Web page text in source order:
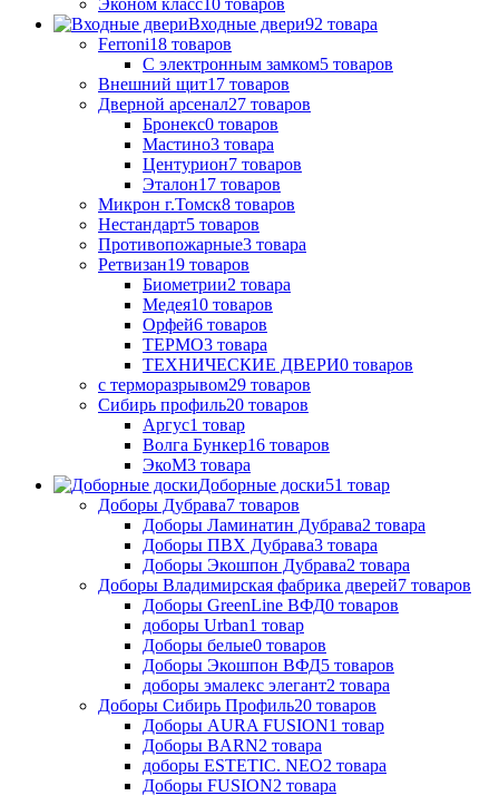
Входные двери92 товара
Ferroni18 товаров
С электронным замком5 товаров
Внешний щит17 товаров
Дверной арсенал27 товаров
Бронекс0 товаров
Мастино3 товара
Центурион7 товаров
Эталон17 товаров
Микрон г.Томск8 товаров
Нестандарт5 товаров
Противопожарные3 товара
Ретвизан19 товаров
Биометрии2 товара
Медея10 товаров
Орфей6 товаров
ТЕРМО3 товара
ТЕХНИЧЕСКИЕ ДВЕРИ0 товаров
с терморазрывом29 товаров
Сибирь профиль20 товаров
Аргус1 товар
Волга Бункер16 товаров
ЭкоМ3 товара
Доборные доски51 товар
Доборы Дубрава7 товаров
Доборы Ламинатин Дубрава2 товара
Доборы ПВХ Дубрава3 товара
Доборы Экошпон Дубрава2 товара
Доборы Владимирская фабрика дверей7 товаров
Доборы GreenLine ВФД0 товаров
доборы Urban1 товар
Доборы белые0 товаров
Доборы Экошпон ВФД5 товаров
доборы эмалекс элегант2 товара
Доборы Сибирь Профиль20 товаров
Доборы AURA FUSION1 товар
Доборы BARN2 товара
доборы ESTETIC. NEO2 товара
Доборы FUSION2 товара